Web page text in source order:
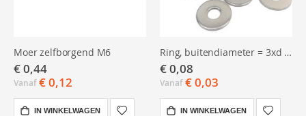
Moer zelfborgend M6
€ 0,44
Vanaf € 0,12
IN WINKELWAGEN
Ring, buitendiameter = 3xd M6 RVS
€ 0,08
Vanaf € 0,03
IN WINKELWAGEN